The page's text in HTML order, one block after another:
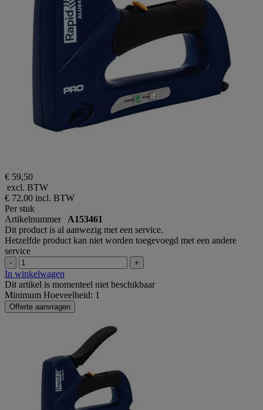
€ 59,50
excl. BTW
€ 72,00 incl. BTW
Per stuk
Artikelnummer A153461
Dit product is al aanwezig met een service.
Hetzelfde product kan niet worden toegevoegd met een andere
service
- +
In winkelwagen
Dit artikel is momenteel niet beschikbaar
Minimum Hoeveelheid: 1
Offerte aanvragen